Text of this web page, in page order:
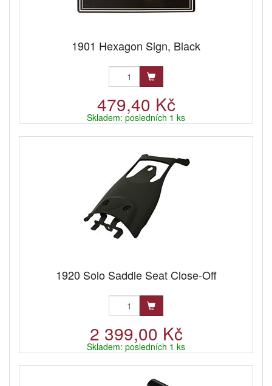
1901 Hexagon Sign, Black
479,40 Kč
Skladem: posledních 1 ks
1920 Solo Saddle Seat Close-Off
2 399,00 Kč
Skladem: posledních 1 ks